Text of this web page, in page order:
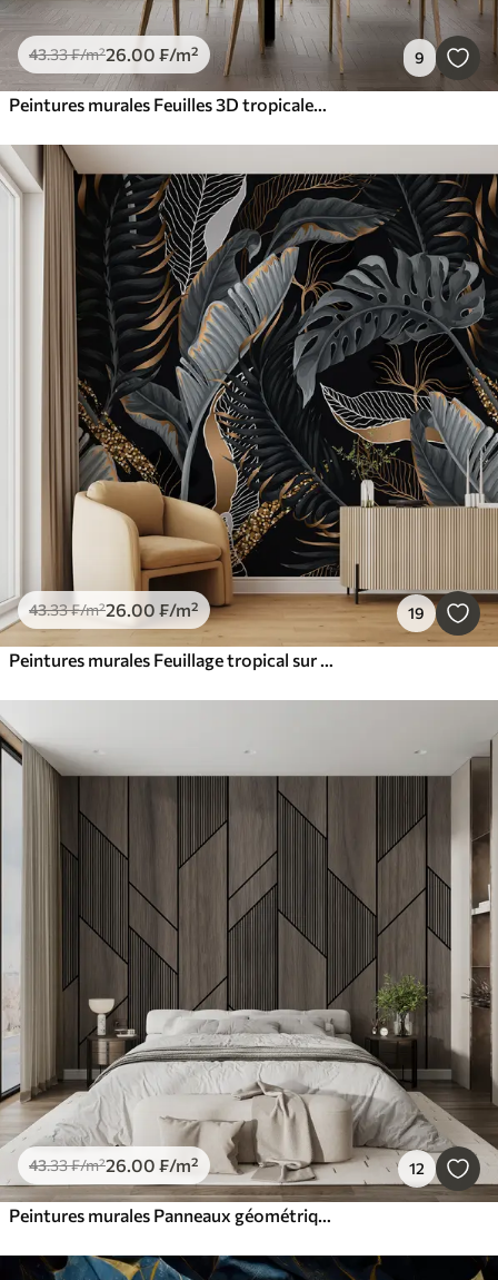
43.33₣/m²26.00 ₣/m² 9
Peintures murales Feuilles 3D tropicales avec palmiers et colonnes
43.33₣/m²26.00 ₣/m² 19
Peintures murales Feuillage tropical sur fond noir
43.33₣/m²26.00 ₣/m² 12
Peintures murales Panneaux géométriques avec texture bois